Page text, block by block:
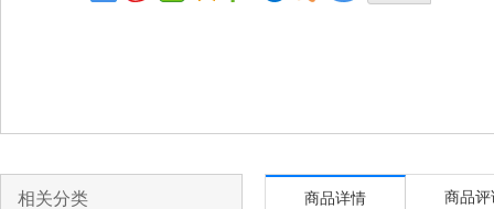
相关分类 商品详情 商品评